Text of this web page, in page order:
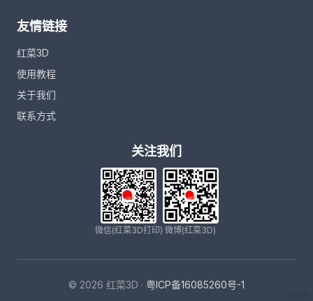
友情链接
红菜3D
使用教程
关于我们
联系方式
关注我们
微信(红菜3D打印) 微博(红菜3D)
© 2026 红菜3D · 粤ICP备16085260号-1